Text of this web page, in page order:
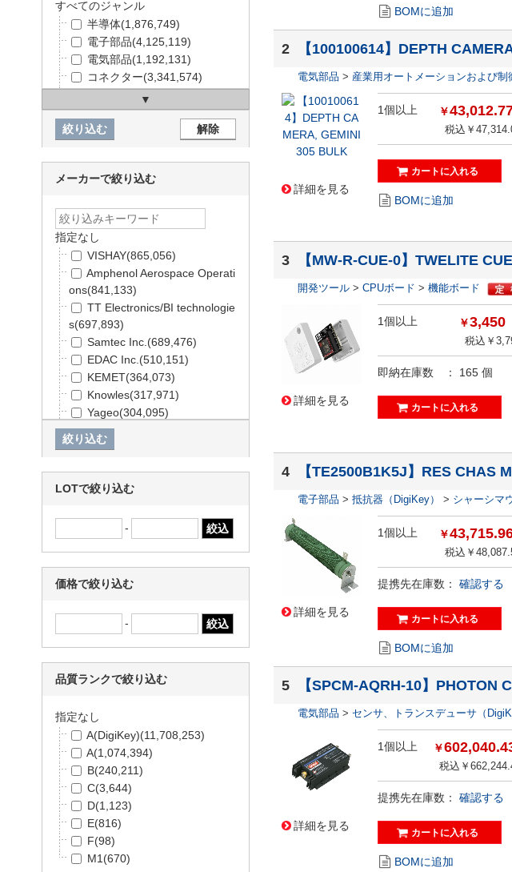
BOMに追加
2 【100100614】DEPTH
電気部品 > 産業用オートメーションおよび制
詳細を見る
1個以上 ￥
税込￥
BOMに追加
3 【MW-R-CUE-0】TWELITE
開発ツール > CPUボード > 機能ボード
詳細を見る
1個以上 ￥3,450
税込￥
即納在庫数 ： 165 個
4 【TE2500B1K5J】RES CHAS
電子部品 > 抵抗器（DigiKey） > シャーシマ
詳細を見る
1個以上 ￥
税込￥
提携先在庫数： 確認する
BOMに追加
5 【SPCM-AQRH-10】PHOTON
電気部品 > センサ、トランスデューサ（
詳細を見る
1個以上 ￥
税込￥
提携先在庫数： 確認する
BOMに追加
すべてのジャンル
半導体(1,876,749)
電子部品(4,125,119)
電気部品(1,192,131)
コネクター(3,341,574)
(103,233)
構造部材・シャーシー(240,4
20)
開発ツール(58,869)
キット(5,435)
TRUSCO / ESCO
アズワン（理化学用品）
859)
SPICE(3,774)
日用品・ホビー用品
PCサプライ・AV・無線(168,
089)
未分類(552,497)
メーカーで絞り込む
指定なし
VISHAY(865,056)
Amphenol Aerospace Operati
ons(841,133)
TT Electronics/BI technologie
s(697,893)
Samtec Inc. (689,476)
EDAC Inc. (510,151)
KEMET(364,073)
Knowles(317,971)
Yageo(304,095)
KOA(296,378)
AMP Connectors / TE Conne
Stackpole Electronics Inc.
SiTime(193,566)
Amphenol Industrial Operatio
ns(177,649)
Sullins Connector Solutions(1
74,354)
TEXAS INSTRUMENTS(160,
京セラ(151,838)
Amphenol Positronic
1)
OMEGA(109,649)
Advanced Thermal Solutions
Inc. (109,394)
村田製作所
Amphenol PCD
EPSON
Carling Technologies
LOTで絞り込む
-
価格で絞り込む
-
品質ランクで絞り込む
指定なし
A(DigiKey)(11,708,253)
A(1,074,394)
B(240,211)
C(3,644)
D(1,123)
E(816)
F(98)
M1 (670)